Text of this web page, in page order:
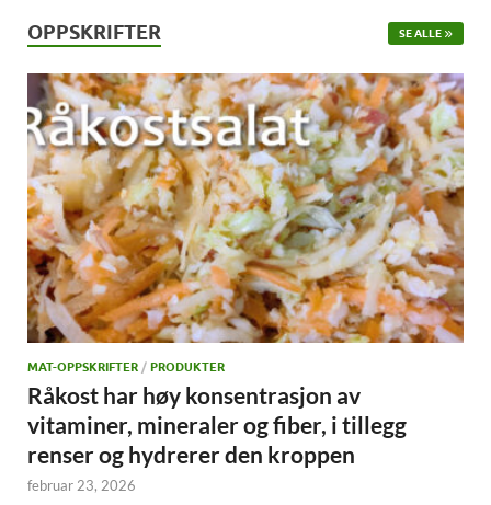
OPPSKRIFTER SE ALLE
MAT-OPPSKRIFTER / PRODUKTER
Råkost har høy konsentrasjon av
vitaminer, mineraler og fiber, i tillegg
renser og hydrerer den kroppen
februar 23, 2026